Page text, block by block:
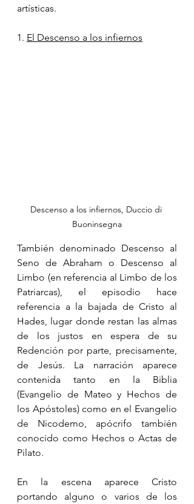
artísticas.
1. El Descenso a los infiernos
Descenso a los infiernos, Duccio di
Buoninsegna
También denominado Descenso al
Seno de Abraham o Descenso al
Limbo (en referencia al Limbo de los
Patriarcas), el episodio hace
referencia a la bajada de Cristo al
Hades, lugar donde restan las almas
de los justos en espera de su
Redención por parte, precisamente,
de Jesús. La narración aparece
contenida tanto en la Biblia
(Evangelio de Mateo y Hechos de
los Apóstoles) como en el Evangelio
de Nicodemo, apócrifo también
conocido como Hechos o Actas de
Pilato.
En la escena aparece Cristo
portando alguno o varios de los